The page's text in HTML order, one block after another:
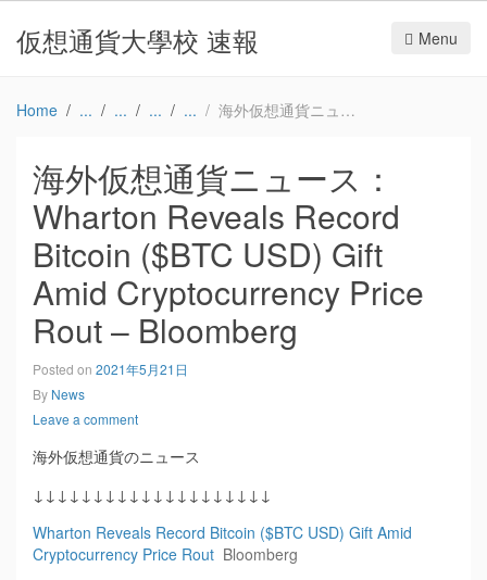
仮想通貨大學校 速報 Menu
Home 海外仮想通貨ニュース：Wharton Reveals Record Bitcoin ($BTC USD) Gift Amid Cryptocurrency Price Rout – Bloomberg
海外仮想通貨ニュース：
Wharton Reveals Record
Bitcoin ($BTC USD) Gift
Amid Cryptocurrency Price
Rout – Bloomberg
Posted on 2021年5月21日
By News
Leave a comment
海外仮想通貨のニュース
↓↓↓↓↓↓↓↓↓↓↓↓↓↓↓↓↓↓↓↓
Wharton Reveals Record Bitcoin ($BTC USD) Gift Amid
Cryptocurrency Price Rout Bloomberg